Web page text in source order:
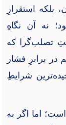
بلکه استقرارِ
نه آن نگاهِ
تصلب‌گرا که
برابرِ فشار
شرایطِ
اما اگر به